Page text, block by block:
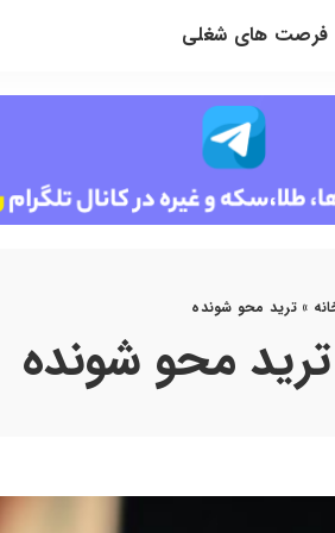
فرصت های شغلی
»ترید محو شونده
ترید محو شونده